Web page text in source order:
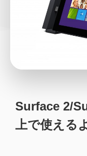
セール情報 スマー
Surface 2/
上で使える